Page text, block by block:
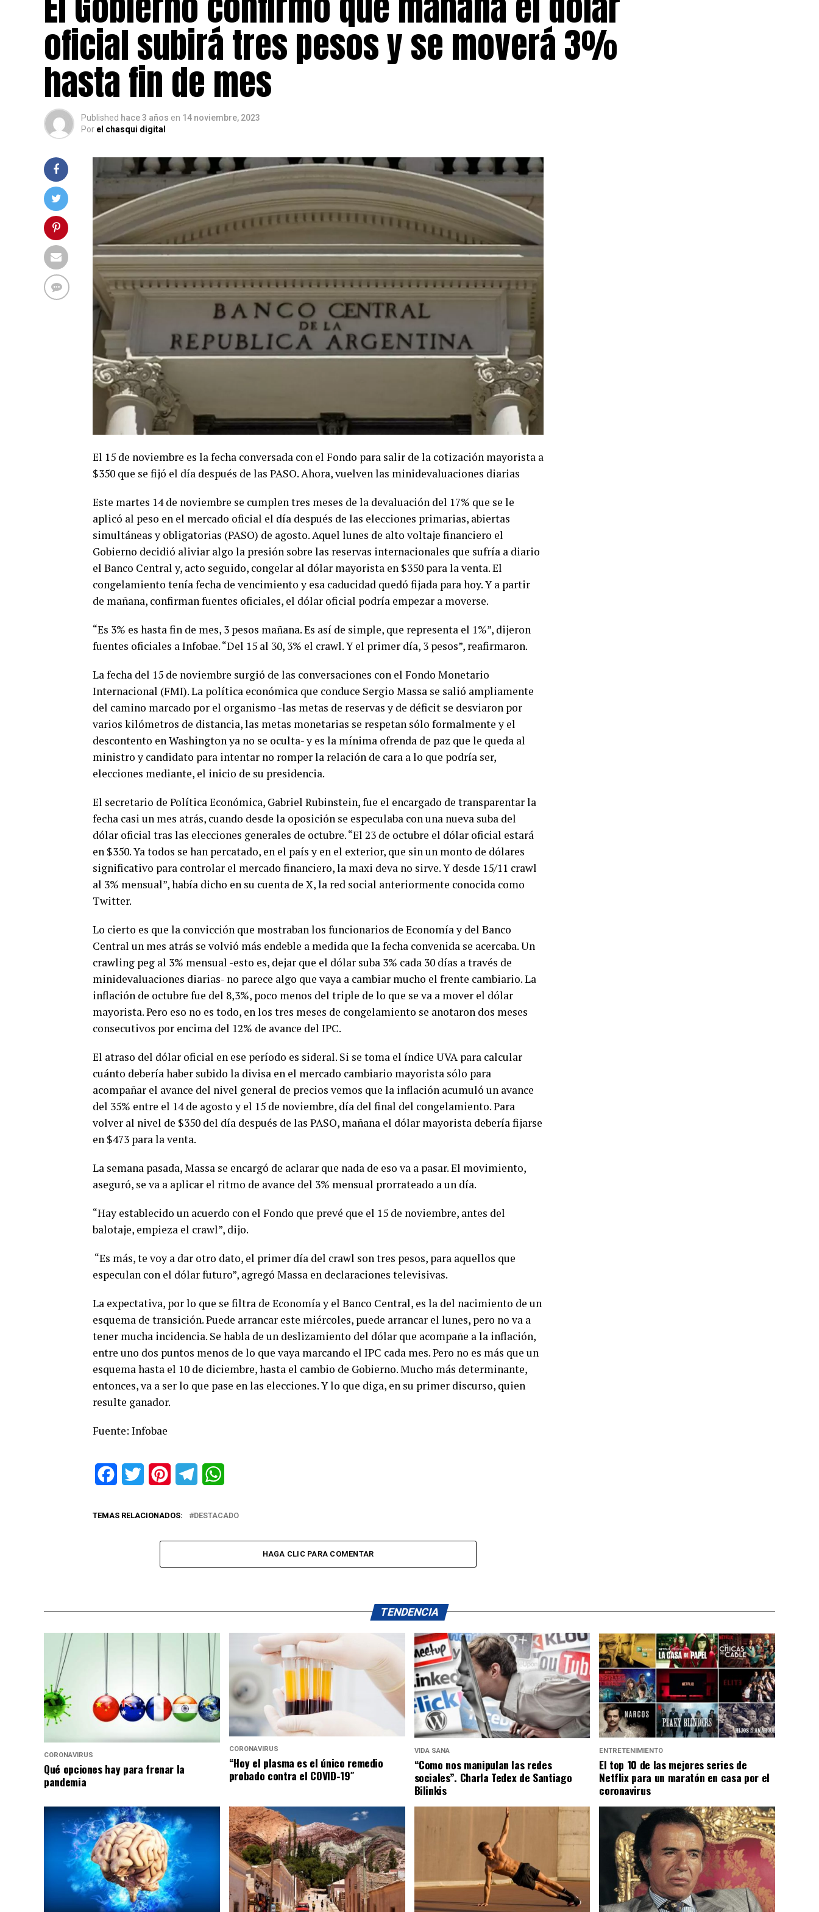
oficial subirá tres pesos y se moverá 3%
hasta fin de mes
Published hace 3 años en 14 noviembre, 2023
Por el chasqui digital
El 15 de noviembre es la fecha conversada con el Fondo para salir de la cotización mayorista a
$350 que se fijó el día después de las PASO. Ahora, vuelven las minidevaluaciones diarias
Este martes 14 de noviembre se cumplen tres meses de la devaluación del 17% que se le
aplicó al peso en el mercado oficial el día después de las elecciones primarias, abiertas
simultáneas y obligatorias (PASO) de agosto. Aquel lunes de alto voltaje financiero el
Gobierno decidió aliviar algo la presión sobre las reservas internacionales que sufría a diario
el Banco Central y, acto seguido, congelar al dólar mayorista en $350 para la venta. El
congelamiento tenía fecha de vencimiento y esa caducidad quedó fijada para hoy. Y a partir
de mañana, confirman fuentes oficiales, el dólar oficial podría empezar a moverse.
“Es 3% es hasta fin de mes, 3 pesos mañana. Es así de simple, que representa el 1%”, dijeron
fuentes oficiales a Infobae. “Del 15 al 30, 3% el crawl. Y el primer día, 3 pesos”, reafirmaron.
La fecha del 15 de noviembre surgió de las conversaciones con el Fondo Monetario
Internacional (FMI). La política económica que conduce Sergio Massa se salió ampliamente
del camino marcado por el organismo -las metas de reservas y de déficit se desviaron por
varios kilómetros de distancia, las metas monetarias se respetan sólo formalmente y el
descontento en Washington ya no se oculta- y es la mínima ofrenda de paz que le queda al
ministro y candidato para intentar no romper la relación de cara a lo que podría ser,
elecciones mediante, el inicio de su presidencia.
El secretario de Política Económica, Gabriel Rubinstein, fue el encargado de transparentar la
fecha casi un mes atrás, cuando desde la oposición se especulaba con una nueva suba del
dólar oficial tras las elecciones generales de octubre. “El 23 de octubre el dólar oficial estará
en $350. Ya todos se han percatado, en el país y en el exterior, que sin un monto de dólares
significativo para controlar el mercado financiero, la maxi deva no sirve. Y desde 15/11 crawl
al 3% mensual”, había dicho en su cuenta de X, la red social anteriormente conocida como
Twitter.
Lo cierto es que la convicción que mostraban los funcionarios de Economía y del Banco
Central un mes atrás se volvió más endeble a medida que la fecha convenida se acercaba. Un
crawling peg al 3% mensual -esto es, dejar que el dólar suba 3% cada 30 días a través de
minidevaluaciones diarias- no parece algo que vaya a cambiar mucho el frente cambiario. La
inflación de octubre fue del 8,3%, poco menos del triple de lo que se va a mover el dólar
mayorista. Pero eso no es todo, en los tres meses de congelamiento se anotaron dos meses
consecutivos por encima del 12% de avance del IPC.
El atraso del dólar oficial en ese período es sideral. Si se toma el índice UVA para calcular
cuánto debería haber subido la divisa en el mercado cambiario mayorista sólo para
acompañar el avance del nivel general de precios vemos que la inflación acumuló un avance
del 35% entre el 14 de agosto y el 15 de noviembre, día del final del congelamiento. Para
volver al nivel de $350 del día después de las PASO, mañana el dólar mayorista debería fijarse
en $473 para la venta.
La semana pasada, Massa se encargó de aclarar que nada de eso va a pasar. El movimiento,
aseguró, se va a aplicar el ritmo de avance del 3% mensual prorrateado a un día.
“Hay establecido un acuerdo con el Fondo que prevé que el 15 de noviembre, antes del
balotaje, empieza el crawl”, dijo.
“Es más, te voy a dar otro dato, el primer día del crawl son tres pesos, para aquellos que
especulan con el dólar futuro”, agregó Massa en declaraciones televisivas.
La expectativa, por lo que se filtra de Economía y el Banco Central, es la del nacimiento de un
esquema de transición. Puede arrancar este miércoles, puede arrancar el lunes, pero no va a
tener mucha incidencia. Se habla de un deslizamiento del dólar que acompañe a la inflación,
entre uno dos puntos menos de lo que vaya marcando el IPC cada mes. Pero no es más que un
esquema hasta el 10 de diciembre, hasta el cambio de Gobierno. Mucho más determinante,
entonces, va a ser lo que pase en las elecciones. Y lo que diga, en su primer discurso, quien
resulte ganador.
Fuente: Infobae
FacebookTwitter PinterestTelegram
TEMAS RELACIONADOS: DESTACADO
HAGA CLIC PARA COMENTAR
TENDENCIA
CORONAVIRUS
Qué opciones hay para frenar la
pandemia
CORONAVIRUS
“Hoy el plasma es el único remedio
probado contra el COVID-19″
VIDA SANA
“Como nos manipulan las redes
sociales”. Charla Tedex de Santiago
Bilinkis
ENTRETENIMIENTO
El top 10 de las mejores series de
Netflix para un maratón en casa por el
coronavirus